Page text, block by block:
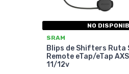
NO
SRAM
Blips de Shifters Ruta
Remote eTap/eTap
11/12v